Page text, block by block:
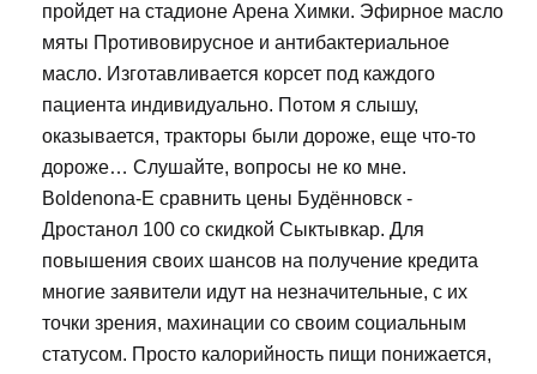
пройдет на стадионе Арена Химки. Эфирное масло
мяты Противовирусное и антибактериальное
масло. Изготавливается корсет под каждого
пациента индивидуально. Потом я слышу,
оказывается, тракторы были дороже, еще что-то
дороже… Слушайте, вопросы не ко мне.
Boldenona-E сравнить цены Будённовск -
Дростанол 100 со скидкой Сыктывкар. Для
повышения своих шансов на получение кредита
многие заявители идут на незначительные, с их
точки зрения, махинации со своим социальным
статусом. Просто калорийность пищи понижается,